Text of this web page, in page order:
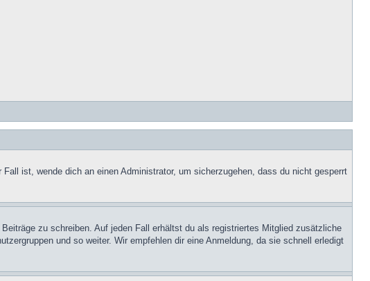
ist, wende dich an einen Administrator, um sicherzugehen, dass du nicht gesperrt
zu schreiben. Auf jeden Fall erhältst du als registriertes Mitglied zusätzliche
und so weiter. Wir empfehlen dir eine Anmeldung, da sie schnell erledigt